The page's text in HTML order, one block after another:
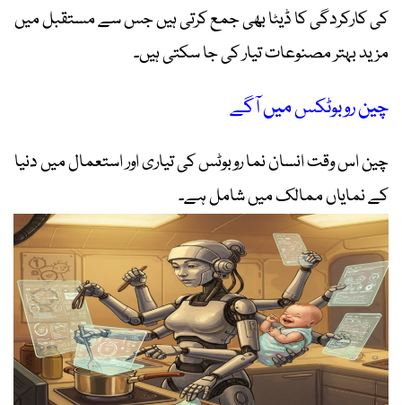
کی کارکردگی کا ڈیٹا بھی جمع کرتی ہیں جس سے مستقبل میں
مزید بہتر مصنوعات تیار کی جا سکتی ہیں۔
چین روبوٹکس میں آگے
چین اس وقت انسان نما روبوٹس کی تیاری اور استعمال میں دنیا
کے نمایاں ممالک میں شامل ہے۔